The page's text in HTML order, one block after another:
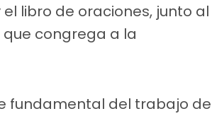
libro de oraciones, junto al
congrega a la
fundamental del trabajo de